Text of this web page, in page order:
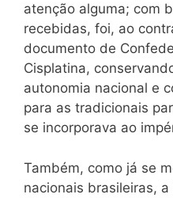
atenção alguma; com
recebidas, foi, ao
documento de
Cisplatina,
autonomia nacional e
para as tradicionais
se incorporava ao
Também, como já se
nacionais brasileiras,